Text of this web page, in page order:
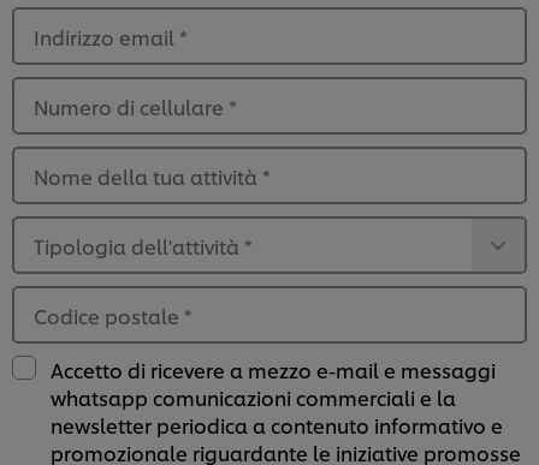
Indirizzo email *
Numero di cellulare *
Nome della tua attività *
Tipologia dell'attività *
Codice postale *
Accetto di ricevere a mezzo e-mail e messaggi
whatsapp comunicazioni commerciali e la
newsletter periodica a contenuto informativo e
promozionale riguardante le iniziative promosse